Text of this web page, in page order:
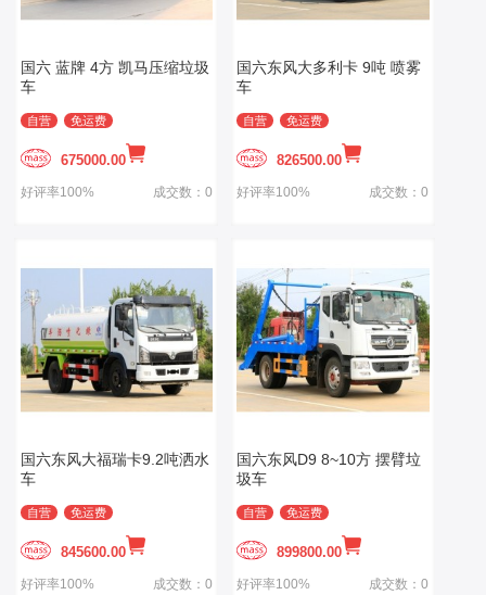
国六 蓝牌 4方 凯马压缩垃圾
车
自营 免运费
675000.00
好评率100% 成交数：0
国六东风大多利卡 9吨 喷雾
车
自营 免运费
826500.00
好评率100% 成交数：0
国六东风大福瑞卡9.2吨洒水
车
自营 免运费
845600.00
好评率100% 成交数：0
国六东风D9 8~10方 摆臂垃
圾车
自营 免运费
899800.00
好评率100% 成交数：0